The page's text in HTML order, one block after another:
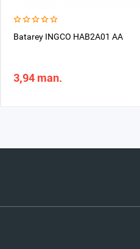
Batarey INGCO HAB2A01 AA
3,94 man.